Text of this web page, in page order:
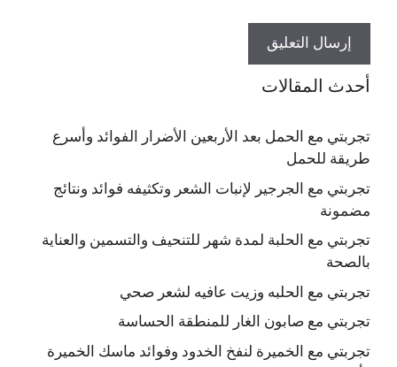
أحدث المقالات
تجربتي مع الحمل بعد الأربعين الأضرار الفوائد وأسرع
طريقة للحمل
تجربتي مع الجرجير لإنبات الشعر وتكثيفه فوائد ونتائج
مضمونة
تجربتي مع الحلبة لمدة شهر للتنحيف والتسمين والعناية
بالصحة
تجربتي مع الحلبه وزيت عافيه لشعر صحي
تجربتي مع صابون الغار للمنطقة الحساسة
تجربتي مع الخميرة لنفخ الخدود وفوائد ماسك الخميرة